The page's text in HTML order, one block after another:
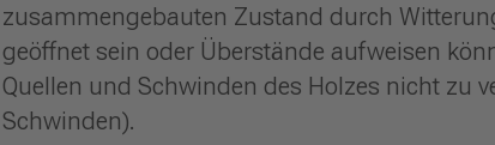
zusammengebauten Zustand durch
geöffnet sein oder Überstände aufweisen
Quellen und Schwinden des Holzes nicht zu
Schwinden).